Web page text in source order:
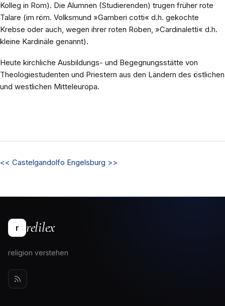
Kolleg in Rom). Die Alumnen (Studierenden) trugen früher rote
Talare (im röm. Volksmund »Gamberi cotti« d.h. gekochte
Krebse oder auch, wegen ihrer roten Roben, »Cardinaletti« d.h.
kleine Kardinäle genannt).
Heute kirchliche Ausbildungs- und Begegnungsstätte von
Theologiestudenten und Priestern aus den Ländern des östlichen
und westlichen Mitteleuropa.
<< Castelgandolfo Engelsburg >>
r relilex
religion verstehen